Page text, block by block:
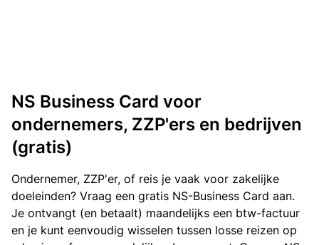
NS Business Card voor
ondernemers, ZZP'ers en bedrijven
(gratis)
Ondernemer, ZZP'er, of reis je vaak voor zakelijke
doeleinden? Vraag een gratis NS-Business Card aan.
Je ontvangt (en betaalt) maandelijks een btw-factuur
en je kunt eenvoudig wisselen tussen losse reizen op